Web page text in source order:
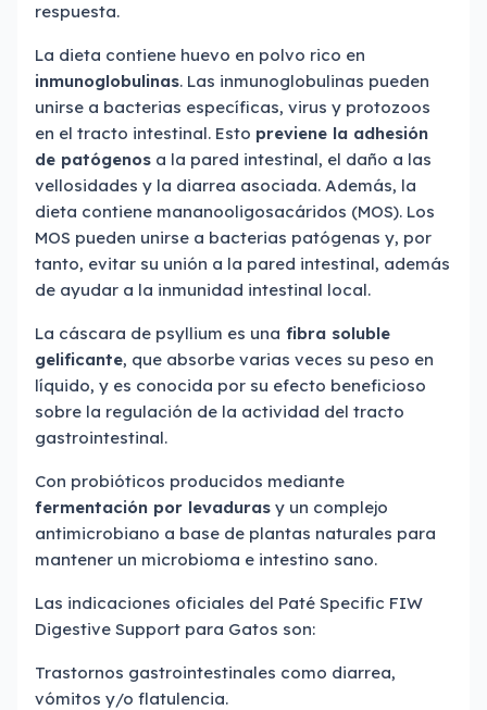
respuesta.
La dieta contiene huevo en polvo rico en
inmunoglobulinas. Las inmunoglobulinas pueden
unirse a bacterias específicas, virus y protozoos
en el tracto intestinal. Esto previene la adhesión
de patógenos a la pared intestinal, el daño a las
vellosidades y la diarrea asociada. Además, la
dieta contiene mananooligosacáridos (MOS). Los
MOS pueden unirse a bacterias patógenas y, por
tanto, evitar su unión a la pared intestinal, además
de ayudar a la inmunidad intestinal local.
La cáscara de psyllium es una fibra soluble
gelificante, que absorbe varias veces su peso en
líquido, y es conocida por su efecto beneficioso
sobre la regulación de la actividad del tracto
gastrointestinal.
Con probióticos producidos mediante
fermentación por levaduras y un complejo
antimicrobiano a base de plantas naturales para
mantener un microbioma e intestino sano.
Las indicaciones oficiales del Paté Specific FIW
Digestive Support para Gatos son:
Trastornos gastrointestinales como diarrea,
vómitos y/o flatulencia.